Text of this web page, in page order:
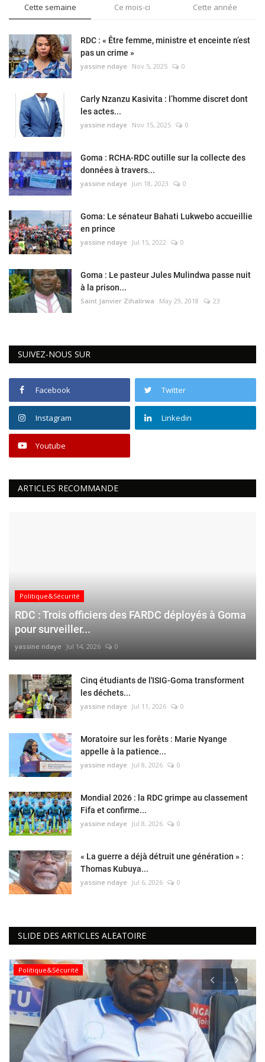
Cette semaine Ce mois-ci Cette année
RDC : « Être femme, ministre et enceinte n’est
pas un crime »
yassine ndaye Nov 5, 2025 0
Carly Nzanzu Kasivita : l’homme discret dont
les actes...
yassine ndaye Nov 15, 2025 0
Goma : RCHA-RDC outille sur la collecte des
données à travers...
yassine ndaye Jun 18, 2023 0
Goma: Le sénateur Bahati Lukwebo accueillie
en prince
yassine ndaye Jul 15, 2022 0
Goma : Le pasteur Jules Mulindwa passe nuit
à la prison...
Saint Janvier Zihalirwa May 29, 2018 23
SUIVEZ-NOUS SUR
Facebook Twitter
Instagram Linkedin
Youtube
ARTICLES RECOMMANDE
Politique&Sécurité
RDC : Trois officiers des FARDC déployés à Goma
pour surveiller...
yassine ndaye Jul 14, 2026 0
Cinq étudiants de l'ISIG-Goma transforment
les déchets...
yassine ndaye Jul 11, 2026 0
Moratoire sur les forêts : Marie Nyange
appelle à la patience...
yassine ndaye Jul 8, 2026 0
Mondial 2026 : la RDC grimpe au classement
Fifa et confirme...
yassine ndaye Jul 8, 2026 0
« La guerre a déjà détruit une génération » :
Thomas Kubuya...
yassine ndaye Jul 6, 2026 0
SLIDE DES ARTICLES ALEATOIRE
Société